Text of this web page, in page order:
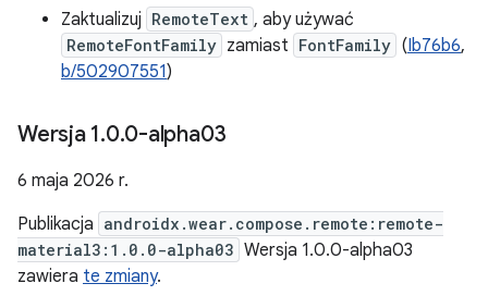
Zaktualizuj RemoteText , aby używać
RemoteFontFamily zamiast FontFamily (Ib76b6,
b/502907551)
Wersja 1.0.0-alpha03
6 maja 2026 r.
Publikacja androidx.wear.compose.remote:remote-
material3:1.0.0-alpha03 Wersja 1.0.0-alpha03
zawiera te zmiany.